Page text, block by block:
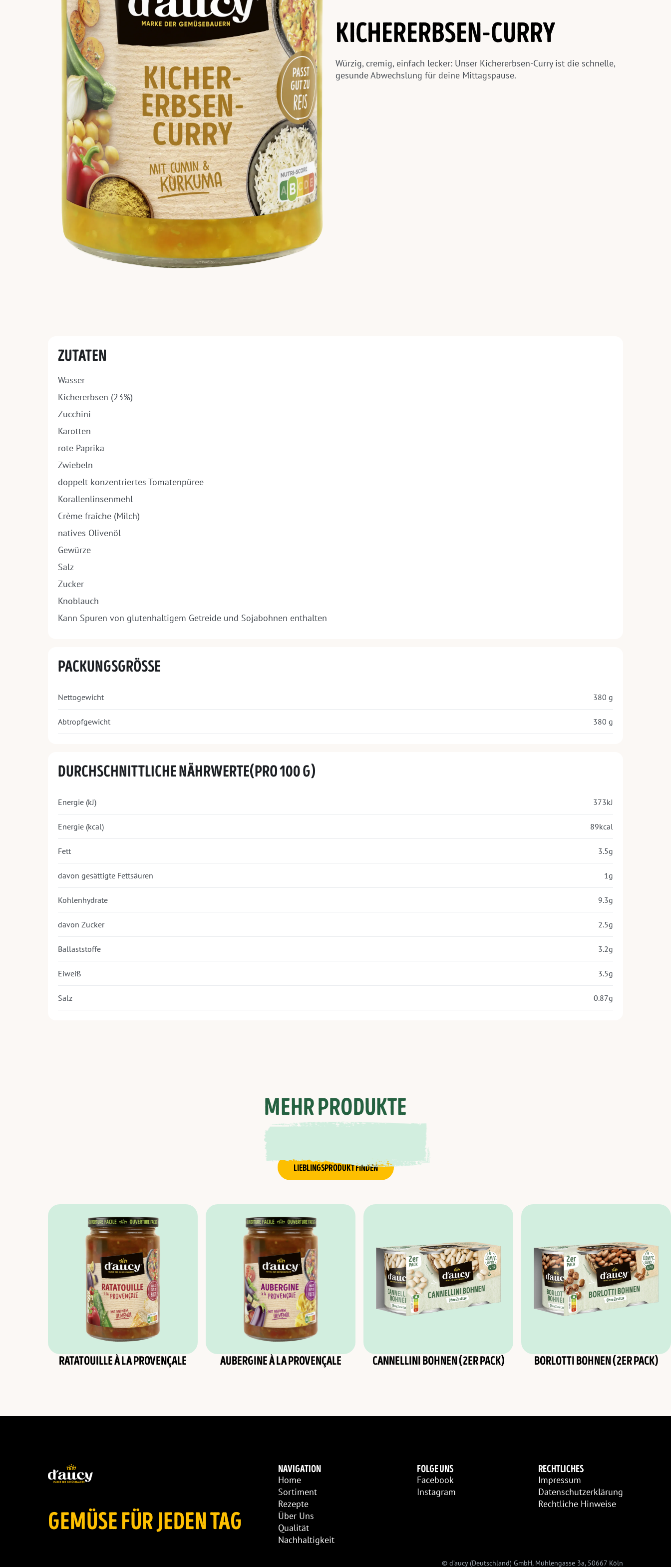
KICHERERBSEN-CURRY
Würzig, cremig, einfach lecker: Unser Kichererbsen-Curry ist die schnelle,
gesunde Abwechslung für deine Mittagspause.
ZUTATEN
Wasser
Kichererbsen (23%)
Zucchini
Karotten
rote Paprika
Zwiebeln
doppelt konzentriertes Tomatenpüree
Korallenlinsenmehl
Crème fraîche (Milch)
natives Olivenöl
Gewürze
Salz
Zucker
Knoblauch
Kann Spuren von glutenhaltigem Getreide und Sojabohnen enthalten
PACKUNGSGRÖSSE
Nettogewicht 380 g
Abtropfgewicht 380 g
DURCHSCHNITTLICHE NÄHRWERTE(PRO 100 G)
Energie (kJ) 373kJ
Energie (kcal) 89kcal
Fett 3.5g
davon gesättigte Fettsäuren 1g
Kohlenhydrate 9.3g
davon Zucker 2.5g
Ballaststoffe 3.2g
Eiweiß 3.5g
Salz 0.87g
MEHR PRODUKTE
LIEBLINGSPRODUKT FINDEN
RATATOUILLE À LA PROVENÇALE AUBERGINE À LA PROVENÇALE CANNELLINI BOHNEN (2ER PACK) BORLOTTI BOHNEN (2ER PACK)
GEMÜSE FÜR JEDEN TAG
NAVIGATION
Home
Sortiment
Rezepte
Über Uns
Qualität
Nachhaltigkeit
FOLGE UNS
Facebook
Instagram
RECHTLICHES
Impressum
Datenschutzerklärung
Rechtliche Hinweise
© d’aucy (Deutschland) GmbH, Mühlengasse 3a, 50667 Köln